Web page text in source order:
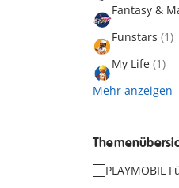
Fantasy &
Funstars (1)
My Life (1)
Mehr anzeigen
PLAYMOBIL